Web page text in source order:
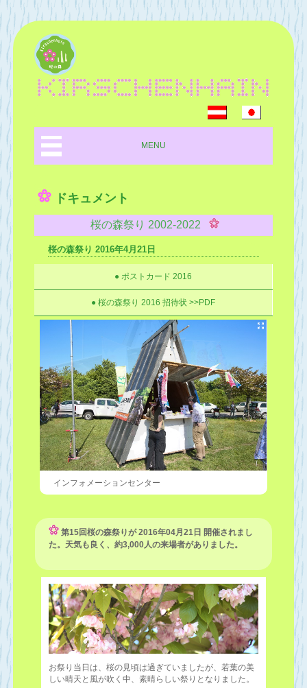
MENU
ドキュメント
桜の森祭り 2002-2022
桜の森祭り 2016年4月21日
● ポストカード 2016
● 桜の森祭り 2016 招待状 >>PDF
インフォメーションセンター
第15回桜の森祭りが 2016年04月21日 開催されまし
た。天気も良く、約3,000人の来場者がありました。
お祭り当日は、桜の見頃は過ぎていましたが、若葉の美
しい晴天と風が吹く中、素晴らしい祭りとなりました。